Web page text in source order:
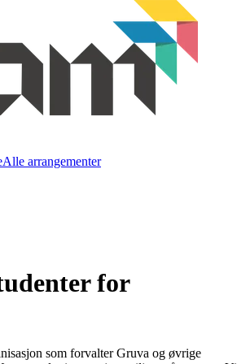
Alle arrangementer
for
som forvalter Gruva og øvrige